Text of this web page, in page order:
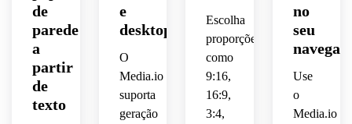
de
parede
nítida
em
alta
polidos
resolução,
adequado
telas
fundo
encantador.
alta
resolução
para
digital
moderno.
cinza
com
textura
sutil,
apelo
moderno
repetição
formas
elegantes,
sobre
marfim
ou
neutros
de
parede
a
partir
de
texto
e
desktop
O
Media.io
suporta
geração
Escolha
proporções
como
9:16,
16:9,
3:4,
no
seu
Use
o
Media.io